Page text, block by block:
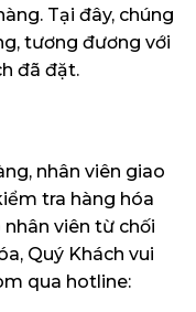
Tại đây, chúng
tương đương với
đã đặt.
nhân viên giao
tra hàng hóa
viên từ chối
Quý Khách vui
qua hotline: